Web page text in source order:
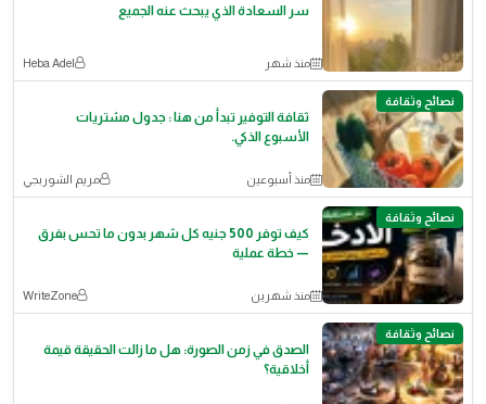
سر السعادة الذي يبحث عنه الجميع
منذ شهر Heba Adel
نصائح وثقافة
ثقافة التوفير تبدأ من هنا : جدول مشتريات
الأسبوع الذكي.
منذ أسبوعين مريم الشوربجي
نصائح وثقافة
كيف توفر 500 جنيه كل شهر بدون ما تحس بفرق
— خطة عملية
منذ شهرين WriteZone
نصائح وثقافة
الصدق في زمن الصورة: هل ما زالت الحقيقة قيمة
أخلاقية؟